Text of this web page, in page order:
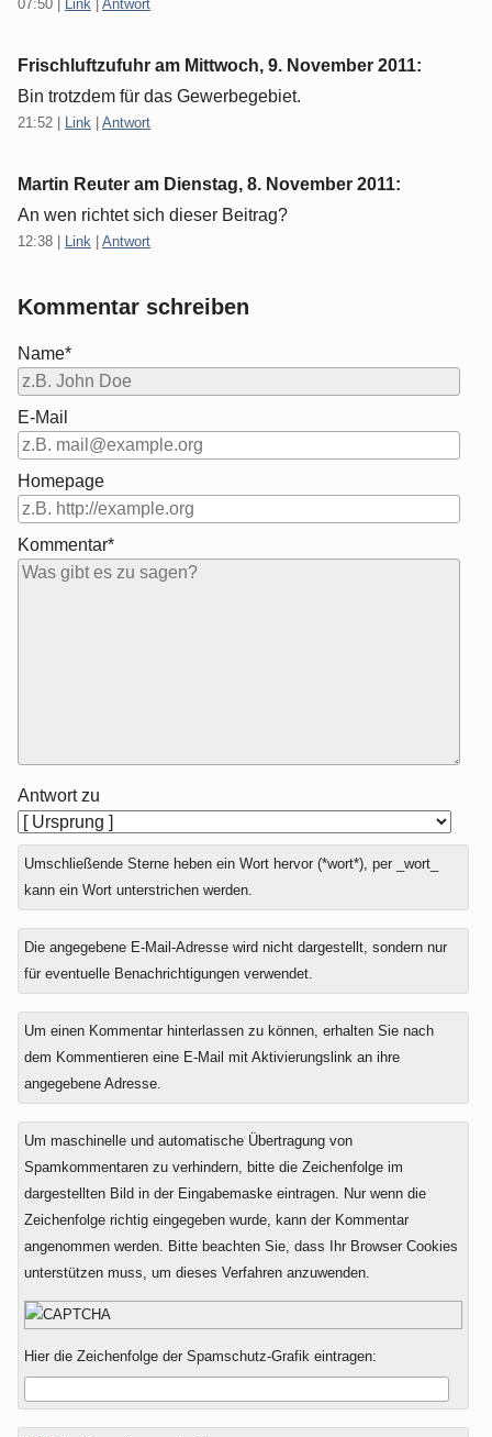
07:50 Link Antwort
Frischluftzufuhr am Mittwoch, 9. November 2011:
Bin trotzdem für das Gewerbegebiet.
21:52 Link Antwort
Martin Reuter am Dienstag, 8. November 2011:
An wen richtet sich dieser Beitrag?
12:38 Link Antwort
Kommentar schreiben
Name*
E-Mail
Homepage
Kommentar*
Antwort zu
Umschließende Sterne heben ein Wort hervor (*wort*), per _wort_
kann ein Wort unterstrichen werden.
Die angegebene E-Mail-Adresse wird nicht dargestellt, sondern nur
für eventuelle Benachrichtigungen verwendet.
Um einen Kommentar hinterlassen zu können, erhalten Sie nach
dem Kommentieren eine E-Mail mit Aktivierungslink an ihre
angegebene Adresse.
Um maschinelle und automatische Übertragung von
Spamkommentaren zu verhindern, bitte die Zeichenfolge im
dargestellten Bild in der Eingabemaske eintragen. Nur wenn die
Zeichenfolge richtig eingegeben wurde, kann der Kommentar
angenommen werden. Bitte beachten Sie, dass Ihr Browser Cookies
unterstützen muss, um dieses Verfahren anzuwenden.
Hier die Zeichenfolge der Spamschutz-Grafik eintragen: